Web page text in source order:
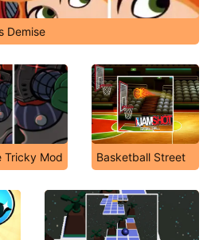
Demise
Tricky Mod Basketball Street